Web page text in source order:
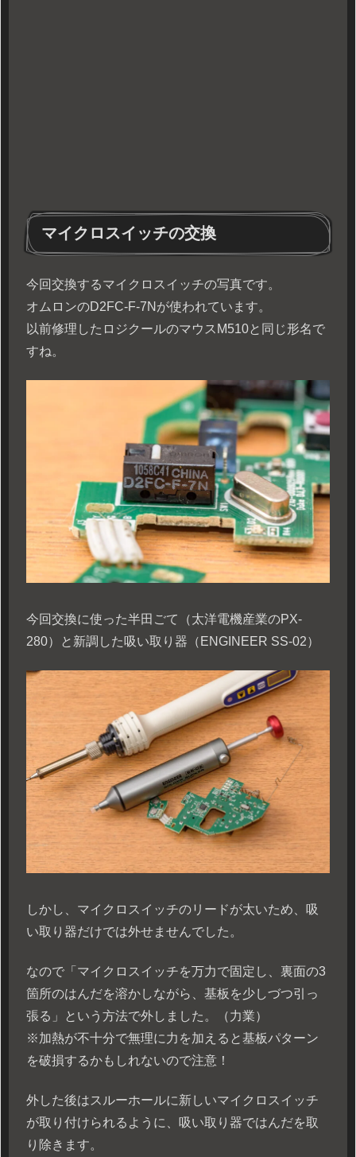
マイクロスイッチの交換
今回交換するマイクロスイッチの写真です。
オムロンのD2FC-F-7Nが使われています。
以前修理したロジクールのマウスM510と同じ形名で
すね。
今回交換に使った半田ごて（太洋電機産業のPX-
280）と新調した吸い取り器（ENGINEER SS-02）
しかし、マイクロスイッチのリードが太いため、吸
い取り器だけでは外せませんでした。
なので「マイクロスイッチを万力で固定し、裏面の3
箇所のはんだを溶かしながら、基板を少しづつ引っ
張る」という方法で外しました。（力業）
※加熱が不十分で無理に力を加えると基板パターン
を破損するかもしれないので注意！
外した後はスルーホールに新しいマイクロスイッチ
が取り付けられるように、吸い取り器ではんだを取
り除きます。